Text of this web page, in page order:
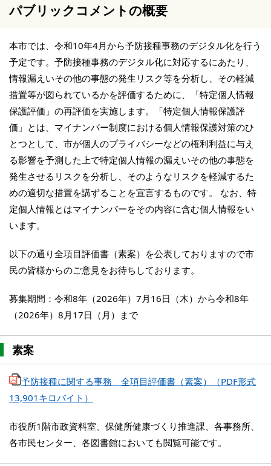
パブリックコメントの概要
本市では、令和10年4月から予防接種事務のデジタル化を行う
予定です。予防接種事務のデジタル化に対応するにあたり、
情報漏えいその他の事態の発生リスク等を分析し、その軽減
措置等が図られているかを評価するために、「特定個人情報
保護評価」の再評価を実施します。「特定個人情報保護評
価」とは、マイナンバー制度における個人情報保護対策のひ
とつとして、市が個人のプライバシーなどの権利利益に与え
る影響を予測した上で特定個人情報の漏えいその他の事態を
発生させるリスクを分析し、そのようなリスクを軽減するた
めの適切な措置を講ずることを宣言するものです。 なお、特
定個人情報とはマイナンバーをその内容に含む個人情報をい
います。
以下の通り全項目評価書（素案）を公表しておりますので市
民の皆様からのご意見をお待ちしております。
募集期間：令和8年（2026年）7月16日（木）から令和8年
（2026年）8月17日（月）まで
素案
予防接種に関する事務 全項目評価書（素案）（PDF形式
13,901キロバイト）
市役所1階市政資料室、保健所健康づくり推進課、各事務所、
各市民センター、各図書館においても閲覧可能です。